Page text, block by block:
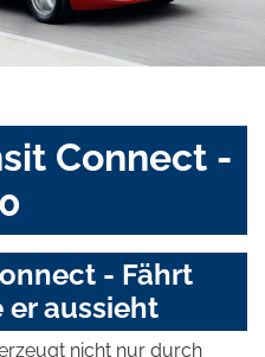
Connect -
- Fährt
er aussieht
nicht nur durch